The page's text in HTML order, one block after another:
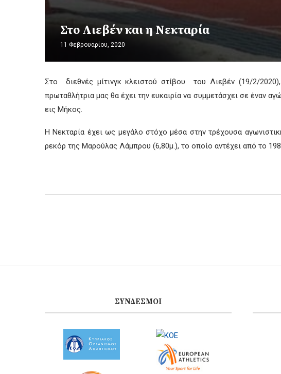
Στο Λιεβέν και η Νεκταρία
11 Φεβρουαρίου, 2020
Στο διεθνές μίτινγκ κλειστού στίβου του Λιεβέν (19/2/
πρωταθλήτρια μας θα έχει την ευκαιρία να συμμετάσχει σε έναν
εις Μήκος.
Η Νεκταρία έχει ως μεγάλο στόχο μέσα στην τρέχουσα
ρεκόρ της Μαρούλας Λάμπρου (6,80μ.), το οποίο αντέχει από το
ΣΎΝΔΕΣΜΟΙ